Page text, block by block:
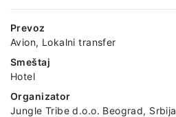
Prevoz
Avion, Lokalni transfer
Smeštaj
Hotel
Organizator
Jungle Tribe d.o.o. Beograd, Srbija